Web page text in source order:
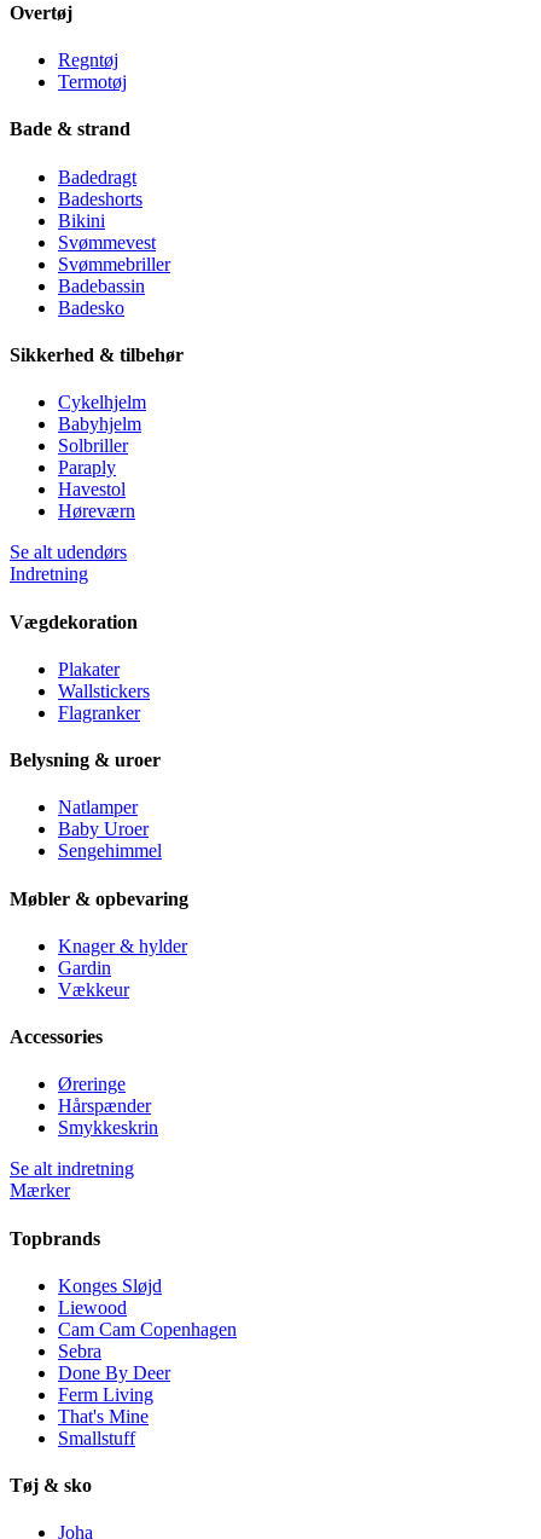
Overtøj
Regntøj
Termotøj
Bade & strand
Badedragt
Badeshorts
Bikini
Svømmevest
Svømmebriller
Badebassin
Badesko
Sikkerhed & tilbehør
Cykelhjelm
Babyhjelm
Solbriller
Paraply
Havestol
Høreværn
Se alt udendørs
Indretning
Vægdekoration
Plakater
Wallstickers
Flagranker
Belysning & uroer
Natlamper
Baby Uroer
Sengehimmel
Møbler & opbevaring
Knager & hylder
Gardin
Vækkeur
Accessories
Øreringe
Hårspænder
Smykkeskrin
Se alt indretning
Mærker
Topbrands
Konges Sløjd
Liewood
Cam Cam Copenhagen
Sebra
Done By Deer
Ferm Living
That's Mine
Smallstuff
Tøj & sko
Joha